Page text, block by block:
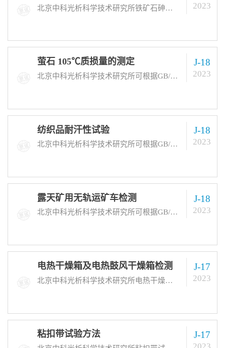
北京中科光析科学技术研究所铁矿石砷含量的测定标准：GB/T 6730.67-2009等，可进行赤铁矿、磁铁矿、菱铁矿、含铁磁铁矿、含铁锰矿等各种样品的分析测试服务。检测周期：常规到样后7-15个工作日出具试验报告。 2023
萤石 105℃质损量的测定
北京中科光析科学技术研究所可根据GB/T 5195.3-2017等相应萤石 105℃质损量的测定标准为您提供萤石矿石、萤石粉末、萤石砖块等各种萤石 105℃质损量的测定项目的分析测试服务。工程师根据不同产品类型的特点也以及不同行业和不同国家的法规标准，选取相应的检测项目和方法。
J-18
2023
纺织品耐汗性试验
北京中科光析科学技术研究所可根据GB/T 3903.11-2005 等相应纺织品耐汗性试验标准为您提供窗帘、鞋袜、衣服内底、衬里和内垫等各种纺织品耐汗性试验。工程师根据不同产品类型的特点也以及不同行业和不同国家的法规标准，选取相应的检测项目和方法。
J-18
2023
露天矿用无轨运矿车检测
北京中科光析科学技术研究所可根据GB/T 37923-2019等相应露天矿用无轨运矿车检测标准为您提供防水性能测试、载重能力、行驶稳定性测试、噪音等级、燃油消耗率测试、排放性能、制动性能测试等各种露天矿用无轨运矿车检测项目的分析测试服务。工程师根据不同产品类型的特点也以及不同行业和不同国家的法规标准，选取相应的检测项目和方法。
J-18
2023
电热干燥箱及电热鼓风干燥箱检测
北京中科光析科学技术研究所电热干燥箱及电热鼓风干燥箱检测标准：GB/T 32710.10-2016、GB/T 30435-2013等，可进行农产品、土壤、医疗器械、电子电器产品等各种样品的分析测试服务。检测周期：常规到样后7-15个工作日出具试验报告。
J-17
2023
粘扣带试验方法 J-17